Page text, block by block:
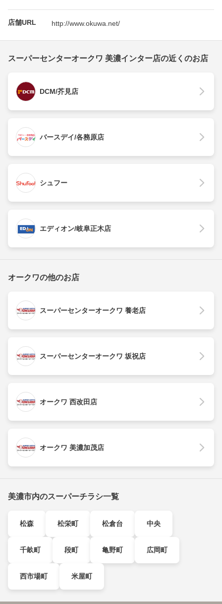
店舗URL http://www.okuwa.net/
スーパーセンターオークワ 美濃インター店の近くのお店
DCM/芥見店
バースデイ/各務原店
シュフー
エディオン/岐阜正木店
オークワの他のお店
スーパーセンターオークワ 養老店
スーパーセンターオークワ 坂祝店
オークワ 西改田店
オークワ 美濃加茂店
美濃市内のスーパーチラシ一覧
松森 松栄町 松倉台 中央
千畝町 段町 亀野町 広岡町
西市場町 米屋町